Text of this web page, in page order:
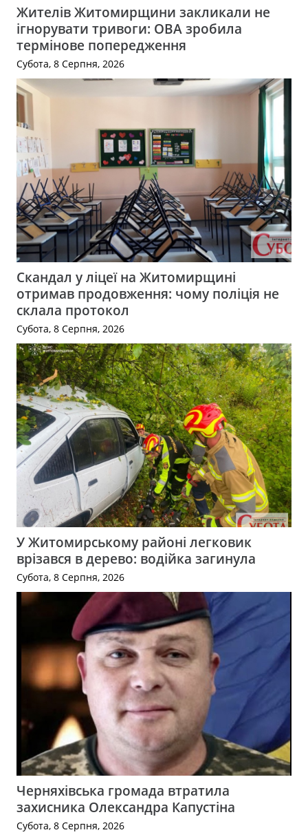
Жителів Житомирщини закликали не
ігнорувати тривоги: ОВА зробила
термінове попередження
Субота, 8 Серпня, 2026
Скандал у ліцеї на Житомирщині
отримав продовження: чому поліція не
склала протокол
Субота, 8 Серпня, 2026
У Житомирському районі легковик
врізався в дерево: водійка загинула
Субота, 8 Серпня, 2026
Черняхівська громада втратила
захисника Олександра Капустіна
Субота, 8 Серпня, 2026